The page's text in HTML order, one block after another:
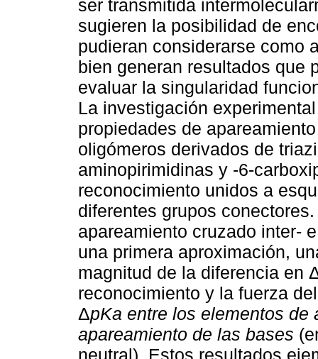
ser transmitida
sugieren la posibilidad de
pudieran considerarse como
bien generan resultados que
evaluar la singularidad
La investigación
propiedades de
oligómeros derivados de
aminopirimidinas y -6-
reconocimiento unidos a
diferentes grupos
apareamiento cruzado inter-
una primera aproximación,
magnitud de la diferencia en
reconocimiento y la fuerza
ΔpKa entre los elementos de
apareamiento de las bases
neutral). Estos resultados